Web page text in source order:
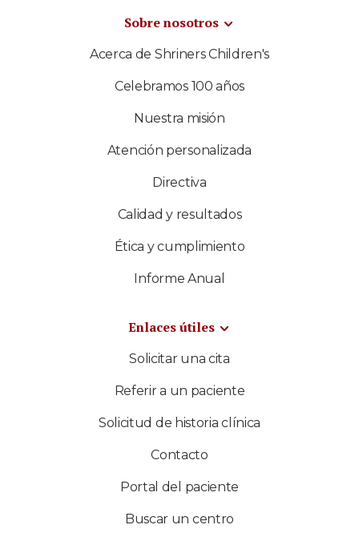
Sobre nosotros
Acerca de Shriners Children's
Celebramos 100 años
Nuestra misión
Atención personalizada
Directiva
Calidad y resultados
Ética y cumplimiento
Informe Anual
Enlaces útiles
Solicitar una cita
Referir a un paciente
Solicitud de historia clínica
Contacto
Portal del paciente
Buscar un centro